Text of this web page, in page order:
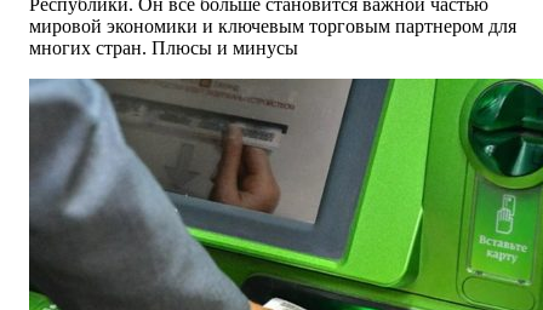
Республики. Он все больше становится важной частью
мировой экономики и ключевым торговым партнером для
многих стран. Плюсы и минусы